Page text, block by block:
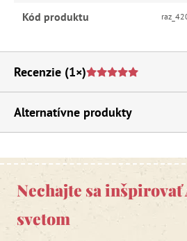
Kód produktu
Recenzie (1×)
Alternatívne produkty
Nechajte sa
svetom